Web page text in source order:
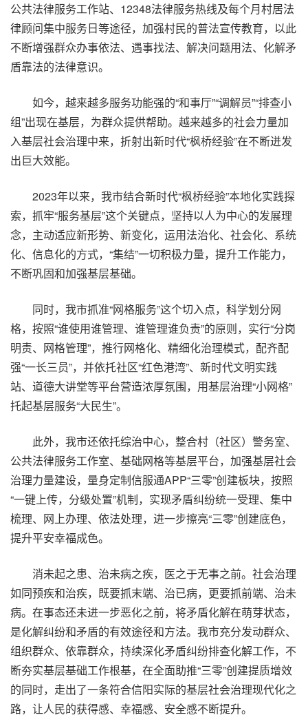
公共法律服务工作站、12348法律服务热线及每个月村居法
律顾问集中服务日等途径，加强村民的普法宣传教育，以此
不断增强群众办事依法、遇事找法、解决问题用法、化解矛
盾靠法的法律意识。
如今，越来越多服务功能强的“和事厅”“调解员”“排查小
组”出现在基层，为群众提供帮助。越来越多的社会力量加
入基层社会治理中来，折射出新时代“枫桥经验”在不断迸发
出巨大效能。
2023年以来，我市结合新时代“枫桥经验”本地化实践探
索，抓牢“服务基层”这个关键点，坚持以人为中心的发展理
念，主动适应新形势、新变化，运用法治化、社会化、系统
化、信息化的方式，“集结”一切积极力量，提升工作能力，
不断巩固和加强基层基础。
同时，我市抓准“网格服务”这个切入点，科学划分网
格，按照“谁使用谁管理、谁管理谁负责”的原则，实行“分岗
明责、网格管理”，推行网格化、精细化治理模式，配齐配
强“一长三员”，并依托社区“红色港湾”、新时代文明实践
站、道德大讲堂等平台营造浓厚氛围，用基层治理“小网格”
托起基层服务“大民生”。
此外，我市还依托综治中心，整合村（社区）警务室、
公共法律服务工作室、基础网格等基层平台，加强基层社会
治理力量建设，量身定制信服通APP“三零”创建板块，按照
“一键上传，分级处置”机制，实现矛盾纠纷统一受理、集中
梳理、网上办理、依法处理，进一步擦亮“三零”创建底色，
提升平安幸福成色。
消未起之患、治未病之疾，医之于无事之前。社会治理
如同预疾和治疾，既要抓末端、治已病，更要抓前端、治未
病。在事态还未进一步恶化之前，将矛盾化解在萌芽状态，
是化解纠纷和矛盾的有效途径和方法。我市充分发动群众、
组织群众、依靠群众，持续深化矛盾纠纷排查化解工作，不
断夯实基层基础工作根基，在全面助推“三零”创建提质增效
的同时，走出了一条符合信阳实际的基层社会治理现代化之
路，让人民的获得感、幸福感、安全感不断提升。